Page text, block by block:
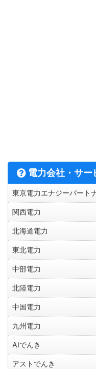
電力会社・サー
東京電力エナジーパート
関西電力
北海道電力
東北電力
中部電力
北陸電力
中国電力
九州電力
AIでんき
アストでんき